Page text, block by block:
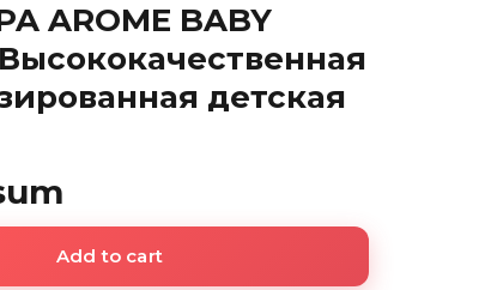
AROME BABY
Высококачественная
детская
Add to cart